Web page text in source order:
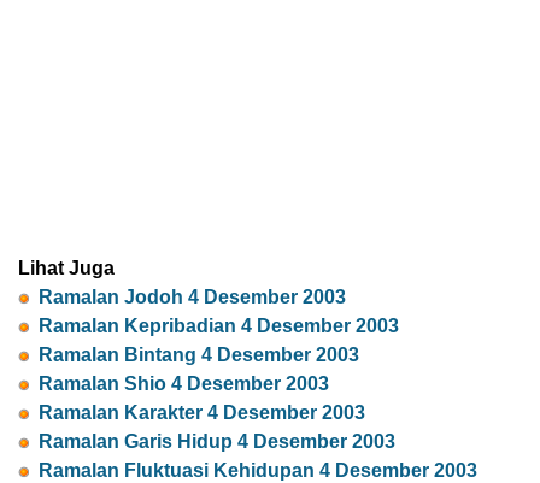
Lihat Juga
Ramalan Jodoh 4 Desember 2003
Ramalan Kepribadian 4 Desember 2003
Ramalan Bintang 4 Desember 2003
Ramalan Shio 4 Desember 2003
Ramalan Karakter 4 Desember 2003
Ramalan Garis Hidup 4 Desember 2003
Ramalan Fluktuasi Kehidupan 4 Desember 2003